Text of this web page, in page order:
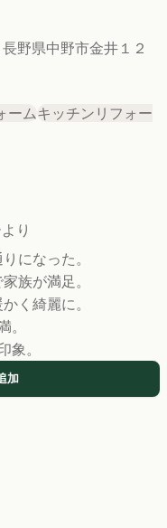
野県中野市金井１２
ームキッチンリフォー
り
になった。
族が満足。
く綺麗に。
。
象。
加